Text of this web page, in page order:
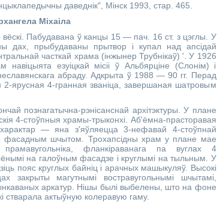
даведнік", Мінск 1993, стар. 465.
Міхаіла
Пабудавана ў канцы 15 — пач. 16 ст. з цэглы. У
дах, прыбудаваны прытвор і купал над апсідай
часткай храма (інжынер Трубнікаў) '. У 1926
навіцыята езуіцкай місіі ў Альбярціне (Слонім) і
абраду. Адкрыта ў 1988 — 90 гг. Перад
2-ярусная 4-гранная званіца, завершаная шатровым
познагатычна-рэнісанснай архітэктуры. У плане
4-стоўпныя храмы-трыконхі. Аб'ёмна-прасторавая
характар — яна з'яўляецца 3-нефавай 4-стоўпнай
фасадным шчытом. Трохапсідны храм у плане мае
фланкіраванага па вуглах 4
на галоўным фасадзе і круглымі на тыльным. У
пояс круглых байніц і арачных машыкуляў. Высокі
закрыты магутнымі востравугольнымі шчытамі,
аркатур. Нішы былі выбелены, што на фоне
стварала актыўную колеравую гаму.